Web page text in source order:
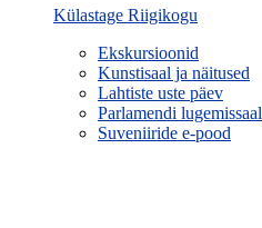
Külastage Riigikogu
Ekskursioonid
Kunstisaal ja näitused
Lahtiste uste päev
Parlamendi lugemissaal
Suveniiride e-pood